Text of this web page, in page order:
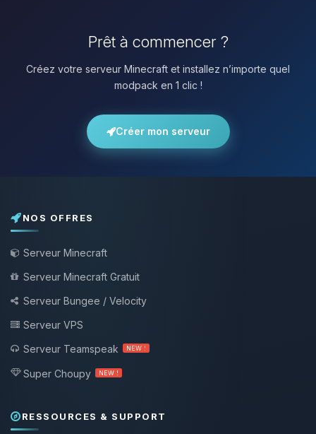
Prêt à commencer ?
Créez votre serveur Minecraft et installez n’importe quel
modpack en 1 clic !
Créer mon serveur
NOS OFFRES
Serveur Minecraft
Serveur Minecraft Gratuit
Serveur Bungee / Velocity
Serveur VPS
Serveur Teamspeak
NEW !
Super Choupy NEW !
RESSOURCES & SUPPORT